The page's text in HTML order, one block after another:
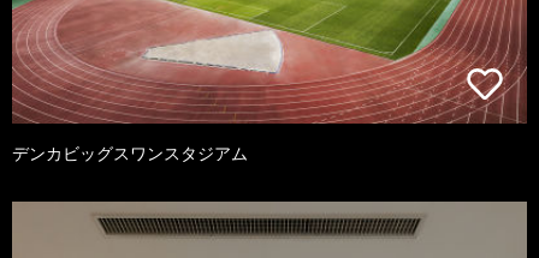
デンカビッグスワンスタジアム